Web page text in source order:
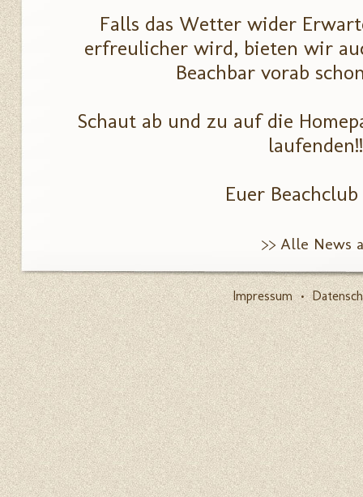
Falls das Wetter wider
erfreulicher wird, bieten wir
Beachbar vorab
Schaut ab und zu auf die
Euer
>> Alle News
Impressum •